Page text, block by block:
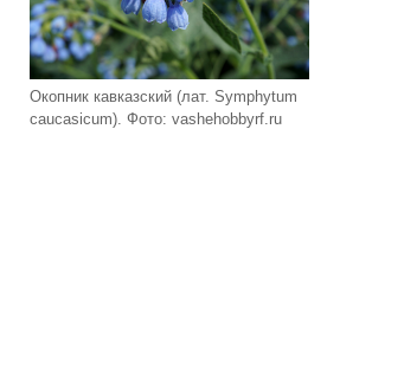
Окопник кавказский (лат. Symphytum
caucasicum). Фото: vashehobbyrf.ru